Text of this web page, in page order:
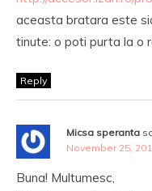
aceasta bratara este
tinute: o poti purta la o
Reply
Micsa speranta
November 25,
Buna! Multumesc,